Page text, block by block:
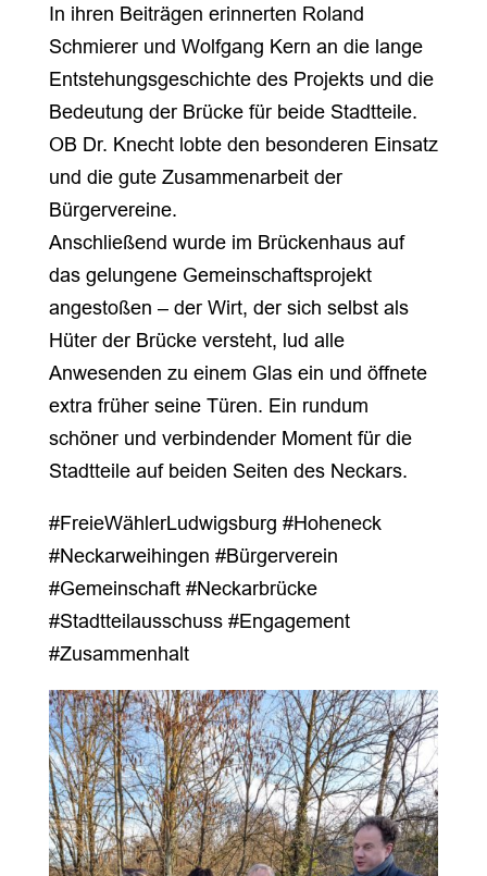
In ihren Beiträgen erinnerten Roland
Schmierer und Wolfgang Kern an die lange
Entstehungsgeschichte des Projekts und die
Bedeutung der Brücke für beide Stadtteile.
OB Dr. Knecht lobte den besonderen Einsatz
und die gute Zusammenarbeit der
Bürgervereine.
Anschließend wurde im Brückenhaus auf
das gelungene Gemeinschaftsprojekt
angestoßen – der Wirt, der sich selbst als
Hüter der Brücke versteht, lud alle
Anwesenden zu einem Glas ein und öffnete
extra früher seine Türen. Ein rundum
schöner und verbindender Moment für die
Stadtteile auf beiden Seiten des Neckars.
#FreieWählerLudwigsburg #Hoheneck
#Neckarweihingen #Bürgerverein
#Gemeinschaft #Neckarbrücke
#Stadtteilausschuss #Engagement
#Zusammenhalt